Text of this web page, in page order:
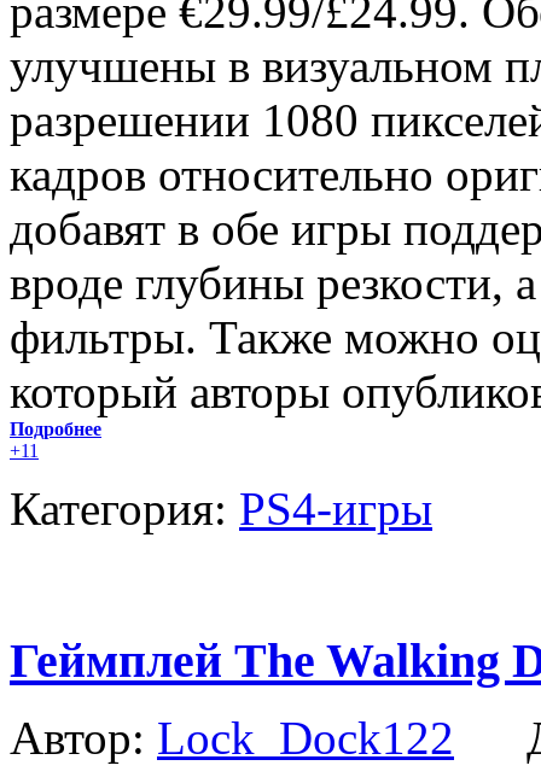
размере €29.99/£24.99.
улучшены в визуальном
разрешении 1080
кадров относительно
добавят в обе игры
вроде глубины резкости,
фильтры. Также можно
который авторы
Подробнее
+11
Категория: PS4-игры
Геймплей The Walking
Автор: Lock_Dock122